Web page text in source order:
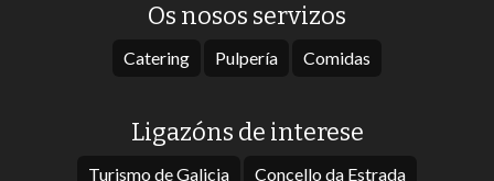
Ligazóns de interese
Turismo de Galicia Concello da Estrada
Os nosos servizos
Catering Pulpería Comidas